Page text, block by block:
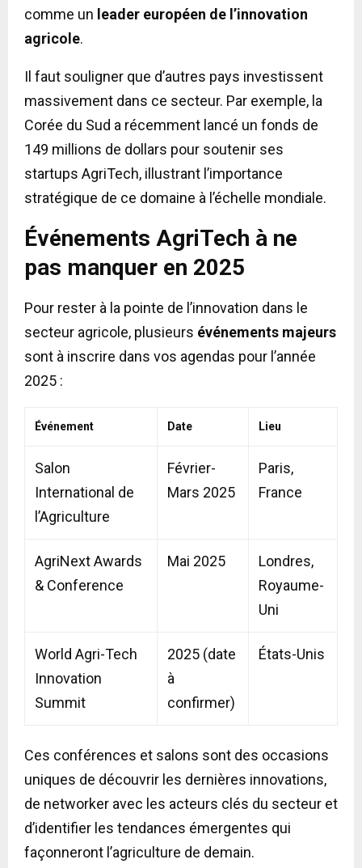
comme un leader européen de l’innovation
agricole.
Il faut souligner que d’autres pays investissent
massivement dans ce secteur. Par exemple, la
Corée du Sud a récemment lancé un fonds de
149 millions de dollars pour soutenir ses
startups AgriTech, illustrant l’importance
stratégique de ce domaine à l’échelle mondiale.
Événements AgriTech à ne
pas manquer en 2025
Pour rester à la pointe de l’innovation dans le
secteur agricole, plusieurs événements majeurs
sont à inscrire dans vos agendas pour l’année
2025 :
Événement Date Lieu
Salon
International de
l’Agriculture
Février-
Mars 2025
Paris,
France
AgriNext Awards
& Conference
Mai 2025
Londres,
Royaume-
Uni
World Agri-Tech
Innovation
Summit
2025 (date
à
confirmer)
États-Unis
Ces conférences et salons sont des occasions
uniques de découvrir les dernières innovations,
de networker avec les acteurs clés du secteur et
d’identifier les tendances émergentes qui
façonneront l’agriculture de demain.